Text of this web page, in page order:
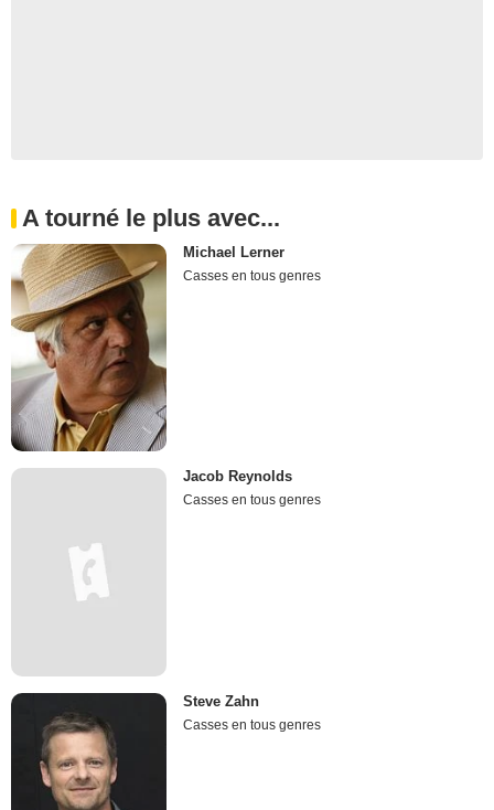
A tourné le plus avec...
Michael Lerner
Casses en tous genres
Jacob Reynolds
Casses en tous genres
Steve Zahn
Casses en tous genres